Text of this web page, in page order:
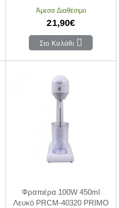
Άμεσα Διαθέσιμο
21,90€
Στο Καλάθι
Φραπιέρα 100W 450ml
Λευκό PRCM-40320 PRIMO